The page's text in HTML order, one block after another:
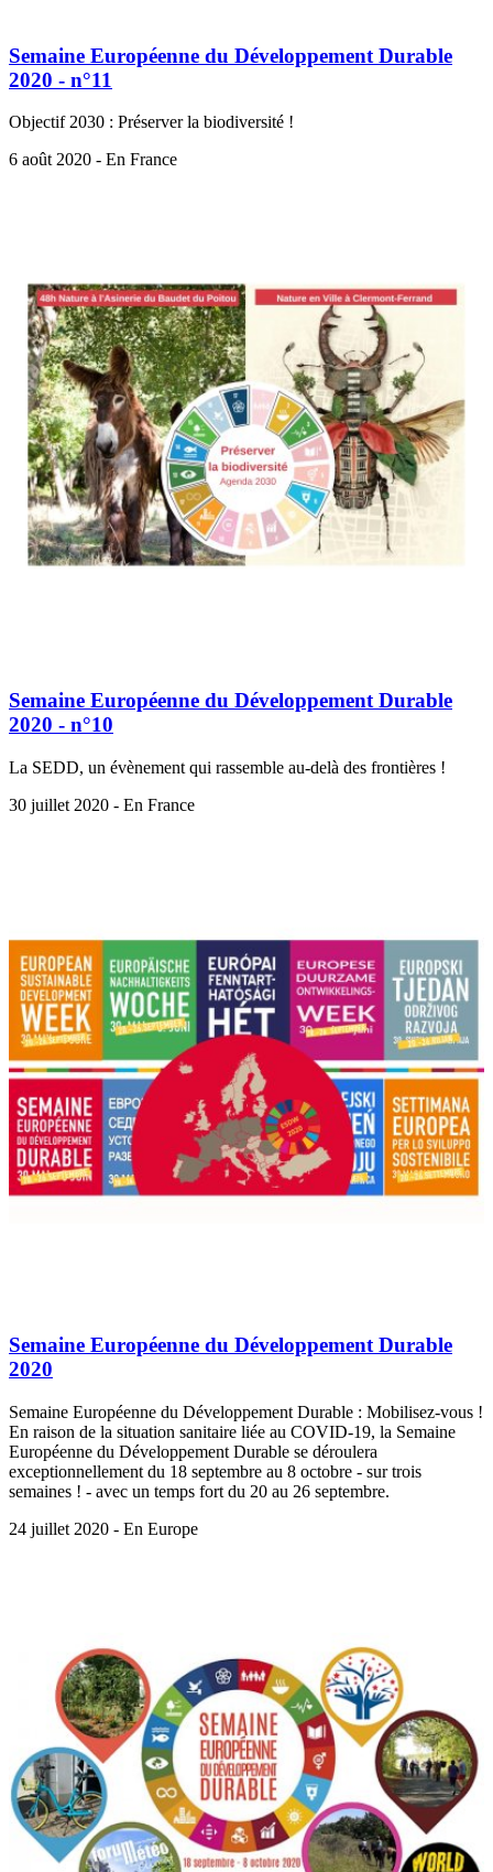
Semaine Européenne du Développement Durable
2020 - n°11
Objectif 2030 : Préserver la biodiversité !
6 août 2020 - En France
Semaine Européenne du Développement Durable
2020 - n°10
La SEDD, un évènement qui rassemble au-delà des frontières !
30 juillet 2020 - En France
Semaine Européenne du Développement Durable
2020
Semaine Européenne du Développement Durable : Mobilisez-vous !
En raison de la situation sanitaire liée au COVID-19, la Semaine
Européenne du Développement Durable se déroulera
exceptionnellement du 18 septembre au 8 octobre - sur trois
semaines ! - avec un temps fort du 20 au 26 septembre.
24 juillet 2020 - En Europe